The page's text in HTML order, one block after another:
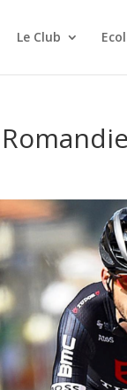
Le Club